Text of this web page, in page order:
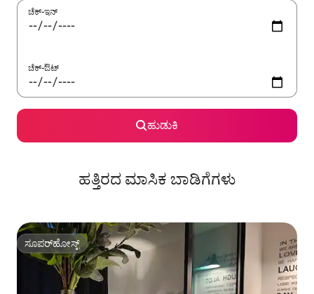
ಚೆಕ್-ಇನ್
ಚೆಕ್-ಔಟ್
ಹುಡುಕಿ
ಹತ್ತಿರದ ಮಾಸಿಕ ಬಾಡಿಗೆಗಳು
ಸೂಪರ್‌ಹೋಸ್ಟ್
ಸೂಪರ್‌ಹೋಸ್ಟ್